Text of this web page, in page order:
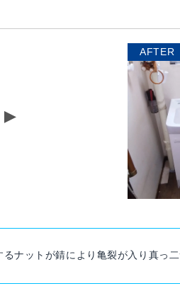
AFTER
ナットが錆により亀裂が入り真っ